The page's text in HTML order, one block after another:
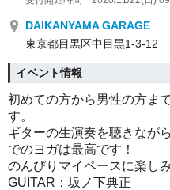
DAIKANYAMA GARAGE
東京都目黒区中目黒1-3-12
イベント情報
初めての方から男性の方ま
す。
ギターの生演奏を聴きなが
でのヨガは最高です！
のんびりマイペースに楽し
GUITAR： 坂ノ下典正